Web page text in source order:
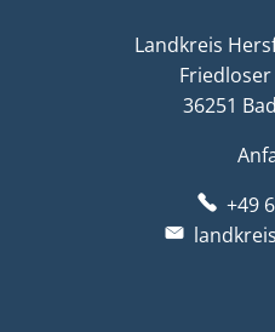
Landkreis
36251
+49